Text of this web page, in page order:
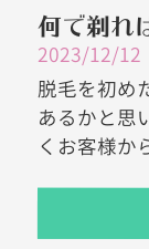
何で剃れ
2023/12/12
脱毛を初め
あるかと思
くお客様か